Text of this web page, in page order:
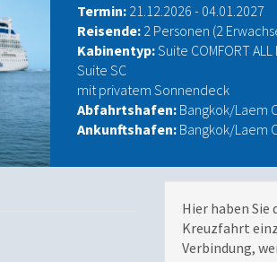
Termin:21.12.2026 - 04.01.2027
Reisende:2 Personen (2
Kabinentyp:Suite COMFORT ALL
Suite SC
mit privatem Sonnendeck
Abfahrtshafen:Bangkok/Laem
Ankunftshafen:Bangkok/Laem
Hier haben
Kreuzfahrt
Verbindung,